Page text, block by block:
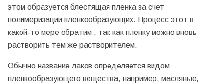
этом образуется блестящая пленка за счет
полимеризации пленкообразующих. Процесс этот в
какой-то мере обратим , так как пленку можно вновь
растворить тем же растворителем.
Обычно название лаков определяется видом
пленкообразующего вещества, например, масляные,